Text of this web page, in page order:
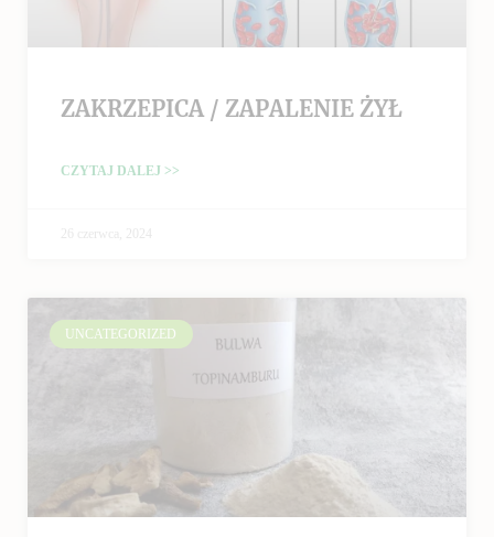
ZAKRZEPICA / ZAPALENIE ŻYŁ
CZYTAJ DALEJ >>
26 czerwca, 2024
UNCATEGORIZED